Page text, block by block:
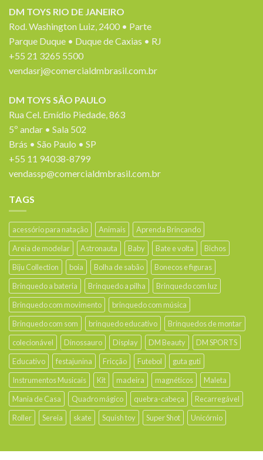
DM TOYS RIO DE JANEIRO
Rod. Washington Luiz, 2400 • Parte
Parque Duque • Duque de Caxias • RJ
+55 21 3265 5500
vendasrj@comercialdmbrasil.com.br
DM TOYS SÃO PAULO
Rua Cel. Emídio Piedade, 863
5º andar • Sala 502
Brás • São Paulo • SP
+55 11 94038-8799
vendassp@comercialdmbrasil.com.br
TAGS
acessório para natação Animais
Aprenda Brincando
Areia de modelar
Astronauta Baby Bate e volta
Bichos
Biju Collection
boia Bolha de sabão
Bonecos e figuras
Brinquedo a bateria
Brinquedo a pilha
Brinquedo com luz
Brinquedo com movimento
brinquedo com música
Brinquedo com som
brinquedo educativo
Brinquedos de montar
colecionável
Dinossauro Display DM Beauty
DM SPORTS
Educativo
festajunina Fricção Futebol
guta guti
Instrumentos Musicais
Kit madeira magnéticos
Maleta
Mania de Casa
Quadro mágico quebra-cabeça
Recarregável
Roller
Sereia skate Squish toy Super Shot Unicórnio